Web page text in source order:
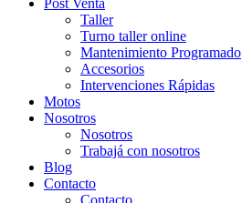
Post Venta
Taller
Turno taller online
Mantenimiento Programado
Accesorios
Intervenciones Rápidas
Motos
Nosotros
Nosotros
Trabajá con nosotros
Blog
Contacto
Contacto